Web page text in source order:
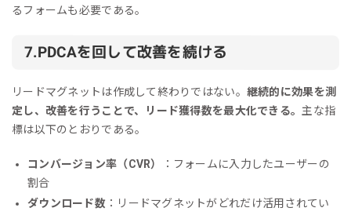
るフォームも必要である。
7.PDCAを回して改善を続ける
リードマグネットは作成して終わりではない。 継続的に効果を測
定し、改善を行うことで、リード獲得数を最大化できる。 主な指
標は以下のとおりである。
コンバージョン率（CVR）
：フォームに入力したユーザーの
割合
ダウンロード数：リードマグネットがどれだけ活用されてい